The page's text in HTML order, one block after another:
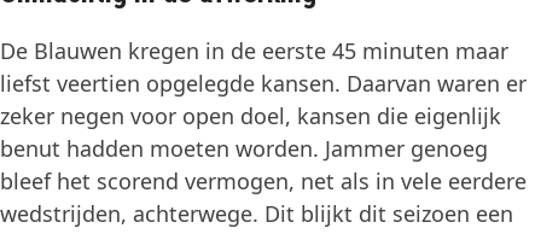
De Blauwen kregen in de eerste 45 minuten maar
liefst veertien opgelegde kansen. Daarvan waren er
zeker negen voor open doel, kansen die eigenlijk
benut hadden moeten worden. Jammer genoeg
bleef het scorend vermogen, net als in vele eerdere
wedstrijden, achterwege. Dit blijkt dit seizoen een